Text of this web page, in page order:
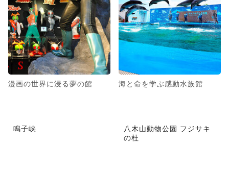
漫画の世界に浸る夢の館 海と命を学ぶ感動水族館
鳴子峡
八木山動物公園 フジサキ
の杜